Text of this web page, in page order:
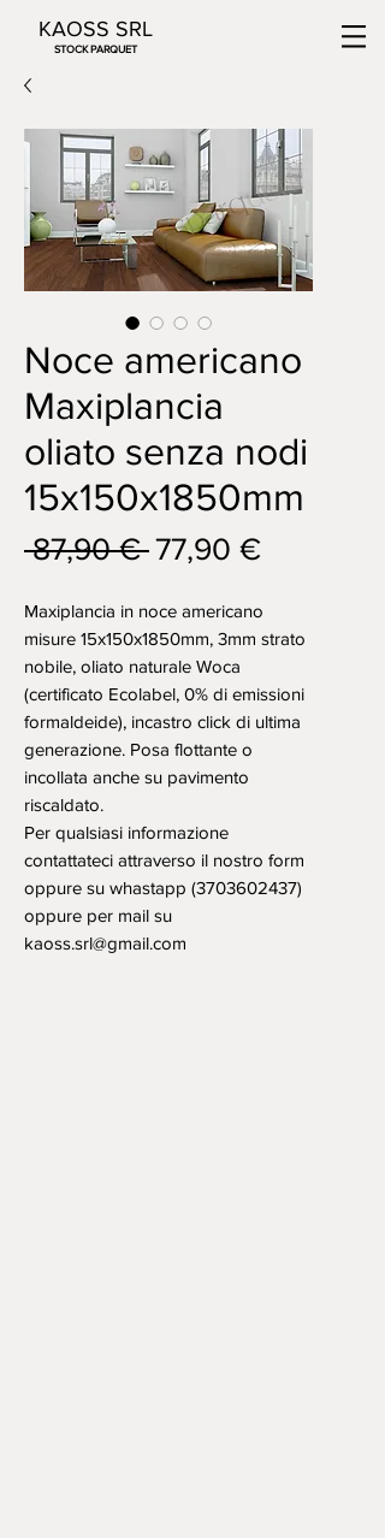
KAOSS SRL
STOCK PARQUET
Noce americano
Maxiplancia
oliato senza nodi
15x150x1850mm
87,90 € Prezzo
77,90 €Prezzo
Maxiplancia in noce americano
misure 15x150x1850mm, 3mm strato
nobile, oliato naturale Woca
(certificato Ecolabel, 0% di emissioni
formaldeide), incastro click di ultima
generazione. Posa flottante o
incollata anche su pavimento
riscaldato.
Per qualsiasi informazione
contattateci attraverso il nostro form
oppure su whastapp (3703602437)
oppure per mail su
kaoss.srl@gmail.com